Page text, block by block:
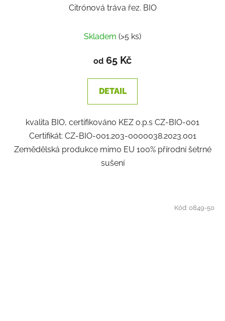
Citrónová tráva řez. BIO
Skladem (>5 ks)
od 65 Kč
DETAIL
kvalita BIO, certifikováno KEZ o.p.s CZ-BIO-001
Certifikát: CZ-BIO-001.203-0000038.2023.001
Zemědělská produkce mimo EU 100% přírodní šetrné
sušení
Kód:0849-50